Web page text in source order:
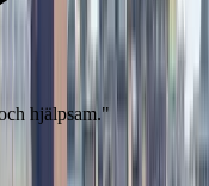
hjälpsam."